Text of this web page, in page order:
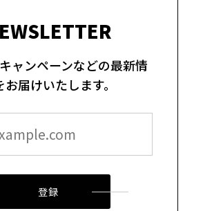
ャンペーンなどの最新情
お届けいたします。
登録